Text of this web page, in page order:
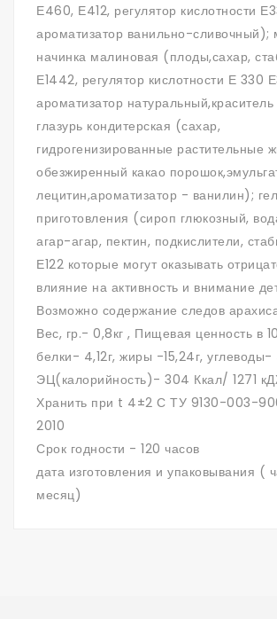
Е460, Е412, регулятор кислотности
ароматизатор ванильно-сливочный);
начинка малиновая (плоды,сахар,
Е1442, регулятор кислотности Е 330
ароматизатор
глазурь кондитерская (сахар,
гидрогенизированные растительные
обезжиренный какао
лецитин,ароматизатор - ванилин);
приготовления (сироп глюкозный,
агар-агар, пектин, подкислители,
Е122 которые могут оказывать
влияние на активность и внимание
Возможно содержание следов
Вес, гр.- 0,8кг , Пищевая ценность в
белки- 4,12г, жиры -15,24г, углеводы-
ЭЦ(калорийность)- 304 Ккал/ 1271
Хранить при t 4±2 С ТУ 9130-003-
2010
Срок годности - 120 часов
дата изготовления и упаковывания (
месяц)